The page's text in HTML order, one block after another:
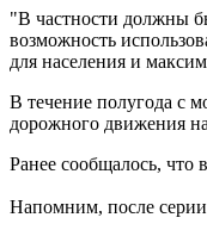
"В частности должны
возможность
для населения и
В течение полугода с
дорожного движения
Ранее сообщалось,
Напомним, после